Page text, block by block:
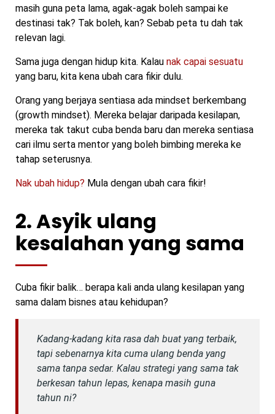
masih guna peta lama, agak-agak boleh sampai ke
destinasi tak? Tak boleh, kan? Sebab peta tu dah tak
relevan lagi.
Sama juga dengan hidup kita. Kalau nak capai sesuatu
yang baru, kita kena ubah cara fikir dulu.
Orang yang berjaya sentiasa ada mindset berkembang
(growth mindset). Mereka belajar daripada kesilapan,
mereka tak takut cuba benda baru dan mereka sentiasa
cari ilmu serta mentor yang boleh bimbing mereka ke
tahap seterusnya.
Nak ubah hidup? Mula dengan ubah cara fikir!
2. Asyik ulang
kesalahan yang sama
Cuba fikir balik… berapa kali anda ulang kesilapan yang
sama dalam bisnes atau kehidupan?
Kadang-kadang kita rasa dah buat yang terbaik,
tapi sebenarnya kita cuma ulang benda yang
sama tanpa sedar. Kalau strategi yang sama tak
berkesan tahun lepas, kenapa masih guna
tahun ni?